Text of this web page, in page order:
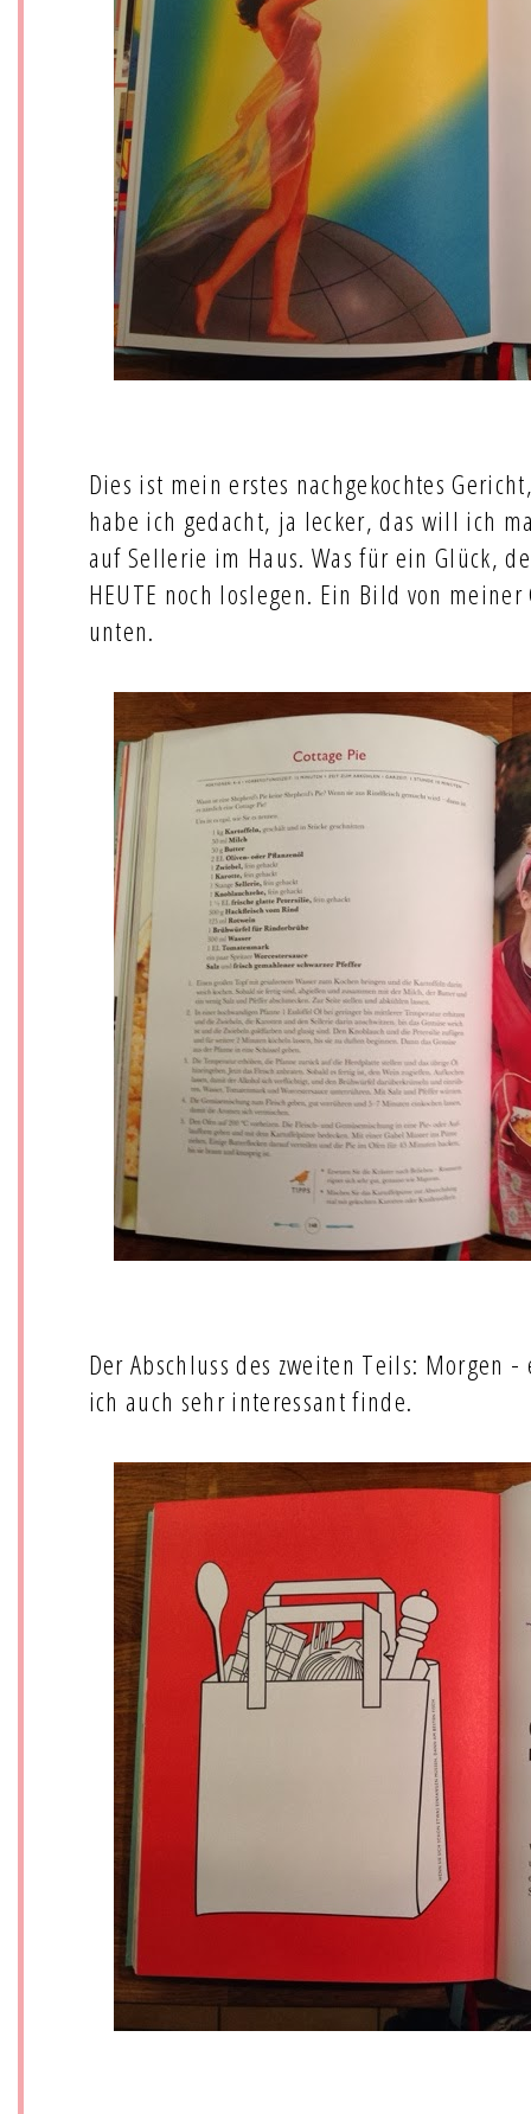
Dies ist mein erstes nachgekochtes
habe ich gedacht, ja lecker, das will ich
auf Sellerie im Haus. Was für ein Glück,
HEUTE noch loslegen. Ein Bild von
unten.
Der Abschluss des zweiten Teils: Morgen
ich auch sehr interessant finde.